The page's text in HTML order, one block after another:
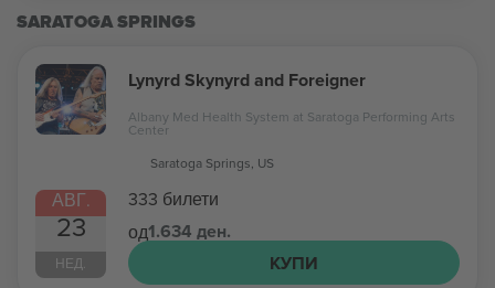
SARATOGA SPRINGS
АВГ.
23
НЕД.
Lynyrd Skynyrd and Foreigner
Albany Med Health System at Saratoga Performing Arts
Center
Saratoga Springs, US
333 билети
од1.634 ден.
КУПИ